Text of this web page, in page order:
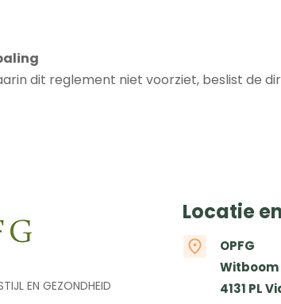
dit reglement niet voorziet, beslist de
EN GEZONDHEID
Locatie
OPFG
Witboom
4131 PL